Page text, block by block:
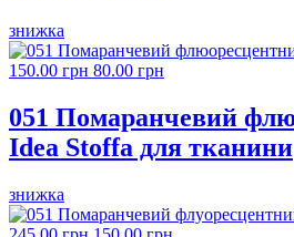
знижка
150.00 грн 80.00 грн
051 Помаранчевий
Idea Stoffa для тканини
знижка